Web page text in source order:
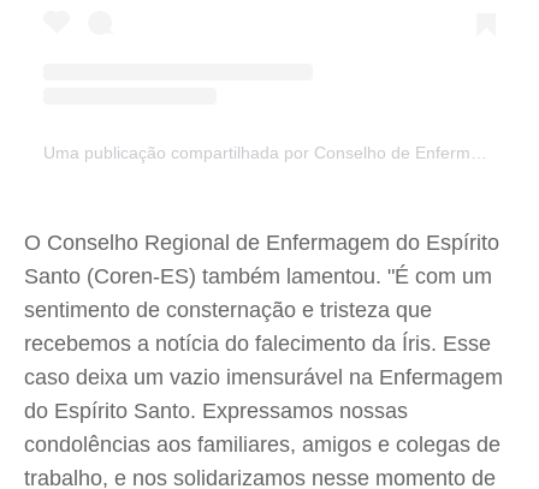
Uma publicação compartilhada por Conselho de Enfermagem do ES (@coren.es)
O Conselho Regional de Enfermagem do Espírito
Santo (Coren-ES) também lamentou. "É com um
sentimento de consternação e tristeza que
recebemos a notícia do falecimento da Íris. Esse
caso deixa um vazio imensurável na Enfermagem
do Espírito Santo. Expressamos nossas
condolências aos familiares, amigos e colegas de
trabalho, e nos solidarizamos nesse momento de